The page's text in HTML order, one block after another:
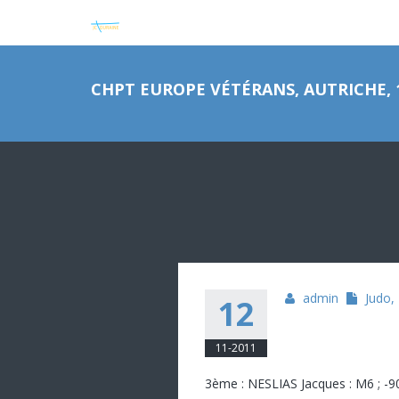
CHPT EUROPE VÉTÉRANS,
12
11-2011
admin Judo,
3ème : NESLIAS Jacques : M6 ; -